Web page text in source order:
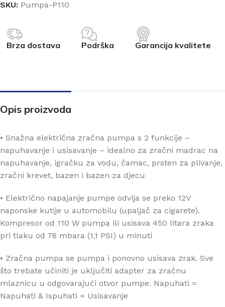
SKU: Pumpa-P110
Brza dostava Podrška Garancija kvalitete
Opis proizvoda
• Snažna električna zračna pumpa s 2 funkcije –
napuhavanje i usisavanje – idealno za zračni madrac na
napuhavanje, igračku za vodu, čamac, prsten za plivanje,
zračni krevet, bazen i bazen za djecu
• Električno napajanje pumpe odvija se preko 12V
naponske kutije u automobilu (upaljač za cigarete).
Kompresor od 110 W pumpa ili usisava 450 litara zraka
pri tlaku od 76 mbara (1,1 PSI) u minuti
• Zračna pumpa se pumpa i ponovno usisava zrak. Sve
što trebate učiniti je uključiti adapter za zračnu
mlaznicu u odgovarajući otvor pumpe. Napuhati =
Napuhati & Ispuhati = Usisavanje